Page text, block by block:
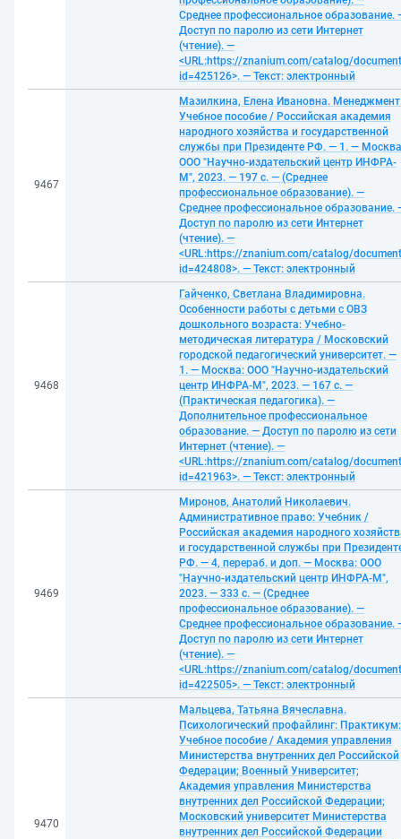
Среднее профессиональное образование.
Доступ по паролю из сети Интернет
(чтение). —
<URL:https://znanium.com/catalog/
id=425126>. — Текст: электронный
9467
Мазилкина, Елена Ивановна.
Учебное пособие / Российская академия
народного хозяйства и государственной
службы при Президенте РФ. — 1. —
ООО "Научно-издательский центр ИНФРА-
М", 2023. — 197 с. — (Среднее
профессиональное образование). —
Среднее профессиональное образование.
Доступ по паролю из сети Интернет
(чтение). —
<URL:https://znanium.com/catalog/
id=424808>. — Текст: электронный
9468
Гайченко, Светлана Владимировна.
Особенности работы с детьми с ОВЗ
дошкольного возраста: Учебно-
методическая литература / Московский
городской педагогический университет. —
1. — Москва: ООО "Научно-издательский
центр ИНФРА-М", 2023. — 167 с. —
(Практическая педагогика). —
Дополнительное профессиональное
образование. — Доступ по паролю из сети
Интернет (чтение). —
<URL:https://znanium.com/catalog/
id=421963>. — Текст: электронный
9469
Миронов, Анатолий Николаевич.
Административное право: Учебник /
Российская академия народного
и государственной службы при
РФ. — 4, перераб. и доп. — Москва: ООО
"Научно-издательский центр ИНФРА-М",
2023. — 333 с. — (Среднее
профессиональное образование). —
Среднее профессиональное образование.
Доступ по паролю из сети Интернет
(чтение). —
<URL:https://znanium.com/catalog/
id=422505>. — Текст: электронный
9470
Мальцева, Татьяна Вячеславна.
Психологический профайлинг: Практикум:
Учебное пособие / Академия управления
Министерства внутренних дел Российской
Федерации; Военный Университет;
Академия управления Министерства
внутренних дел Российской Федерации;
Московский университет Министерства
внутренних дел Российской Федерации